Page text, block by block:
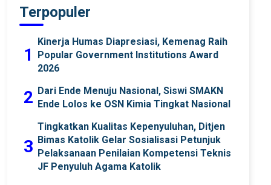
Terpopuler
1
Kinerja Humas Diapresiasi, Kemenag Raih
Popular Government Institutions Award
2026
2 Dari Ende Menuju Nasional, Siswi SMAKN
Ende Lolos ke OSN Kimia Tingkat Nasional
3
Tingkatkan Kualitas Kepenyuluhan, Ditjen
Bimas Katolik Gelar Sosialisasi Petunjuk
Pelaksanaan Penilaian Kompetensi Teknis
JF Penyuluh Agama Katolik